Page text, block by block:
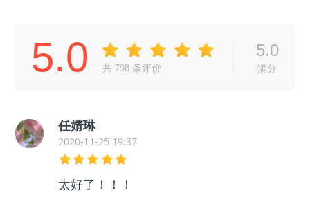
5.0 共 798 条评价
5.0
满分
任婧琳
2020-11-25 19:37
太好了！！！